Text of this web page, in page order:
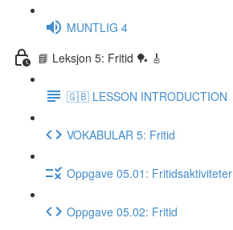
MUNTLIG 4
📘 Leksjon 5: Fritid 🏓 🎸
🇬🇧 LESSON INTRODUCTION
VOKABULAR 5: Fritid
Oppgave 05.01: Fritidsaktiviteter
Oppgave 05.02: Fritid